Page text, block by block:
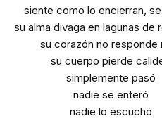
siente como lo encierran,
su alma divaga en lagunas de
su corazón no responde
su cuerpo pierde
simplemente pasó
nadie se enteró
nadie lo escuchó